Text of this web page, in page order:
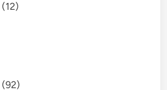
(12)
(92)